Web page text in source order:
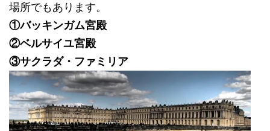
場所でもあります。
①バッキンガム宮殿
②ベルサイユ宮殿
③サクラダ・ファミリア